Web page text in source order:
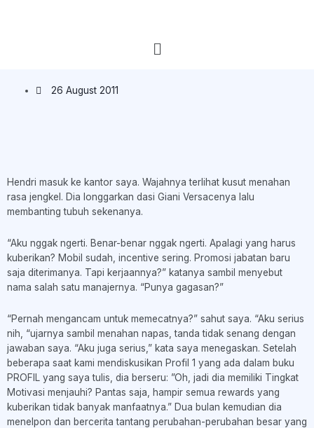
26 August 2011
Hendri masuk ke kantor saya. Wajahnya terlihat kusut menahan
rasa jengkel. Dia longgarkan dasi Giani Versacenya lalu
membanting tubuh sekenanya.
“Aku nggak ngerti. Benar-benar nggak ngerti. Apalagi yang harus
kuberikan? Mobil sudah, incentive sering. Promosi jabatan baru
saja diterimanya. Tapi kerjaannya?” katanya sambil menyebut
nama salah satu manajernya. “Punya gagasan?”
“Pernah mengancam untuk memecatnya?” sahut saya. “Aku serius
nih, “ujarnya sambil menahan napas, tanda tidak senang dengan
jawaban saya. “Aku juga serius,” kata saya menegaskan. Setelah
beberapa saat kami mendiskusikan Profil 1 yang ada dalam buku
PROFIL yang saya tulis, dia berseru: ”Oh, jadi dia memiliki Tingkat
Motivasi menjauhi? Pantas saja, hampir semua rewards yang
kuberikan tidak banyak manfaatnya.” Dua bulan kemudian dia
menelpon dan bercerita tantang perubahan-perubahan besar yang